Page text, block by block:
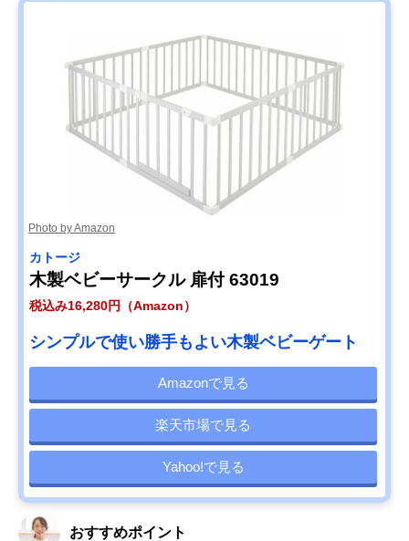
Photo by Amazon
カトージ
木製ベビーサークル 扉付 63019
税込み16,280円（Amazon）
シンプルで使い勝手もよい木製ベビーゲート
Amazonで見る
楽天市場で見る
Yahoo!で見る
おすすめポイント